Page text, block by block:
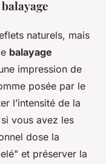
naturels, mais
balayage
impression de
posée par le
l’intensité de la
vous avez les
dose la
et préserver la